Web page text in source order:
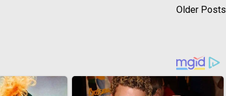
Older Posts